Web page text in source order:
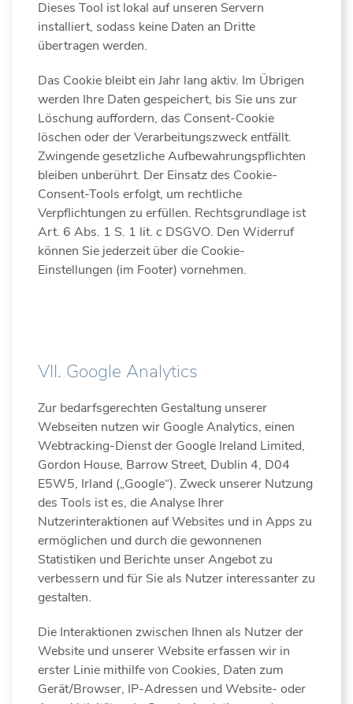
Dieses Tool ist lokal auf unseren Servern
installiert, sodass keine Daten an Dritte
übertragen werden.
Das Cookie bleibt ein Jahr lang aktiv. Im Übrigen
werden Ihre Daten gespeichert, bis Sie uns zur
Löschung auffordern, das Consent-Cookie
löschen oder der Verarbeitungszweck entfällt.
Zwingende gesetzliche Aufbewahrungspflichten
bleiben unberührt. Der Einsatz des Cookie-
Consent-Tools erfolgt, um rechtliche
Verpflichtungen zu erfüllen. Rechtsgrundlage ist
Art. 6 Abs. 1 S. 1 lit. c DSGVO. Den Widerruf
können Sie jederzeit über die Cookie-
Einstellungen (im Footer) vornehmen.
VII. Google Analytics
Zur bedarfsgerechten Gestaltung unserer
Webseiten nutzen wir Google Analytics, einen
Webtracking-Dienst der Google Ireland Limited,
Gordon House, Barrow Street, Dublin 4, D04
E5W5, Irland („Google“). Zweck unserer Nutzung
des Tools ist es, die Analyse Ihrer
Nutzerinteraktionen auf Websites und in Apps zu
ermöglichen und durch die gewonnenen
Statistiken und Berichte unser Angebot zu
verbessern und für Sie als Nutzer interessanter zu
gestalten.
Die Interaktionen zwischen Ihnen als Nutzer der
Website und unserer Website erfassen wir in
erster Linie mithilfe von Cookies, Daten zum
Gerät/Browser, IP-Adressen und Website- oder